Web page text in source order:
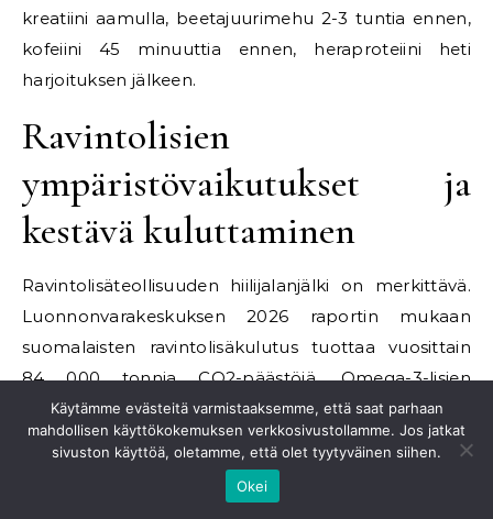
kreatiini aamulla, beetajuurimehu 2-3 tuntia ennen,
kofeiini 45 minuuttia ennen, heraproteiini heti
harjoituksen jälkeen.
Ravintolisien
ympäristövaikutukset ja
kestävä kuluttaminen
Ravintolisäteollisuuden hiilijalanjälki on merkittävä.
Luonnonvarakeskuksen 2026 raportin mukaan
suomalaisten ravintolisäkulutus tuottaa vuosittain
84 000 tonnia CO2-päästöjä. Omega-3-lisien
tuotanto kalaöljystä kuluttaa villejä kalakantoja.
MSC-sertifioitu kalaöljy takaa kestävän kalastuksen,
mutta maksaa 15-25% enemmän kuin
Käytämme evästeitä varmistaaksemme, että saat parhaan
mahdollisen käyttökokemuksen verkkosivustollamme. Jos jatkat
sivuston käyttöä, oletamme, että olet tyytyväinen siihen.
Okei